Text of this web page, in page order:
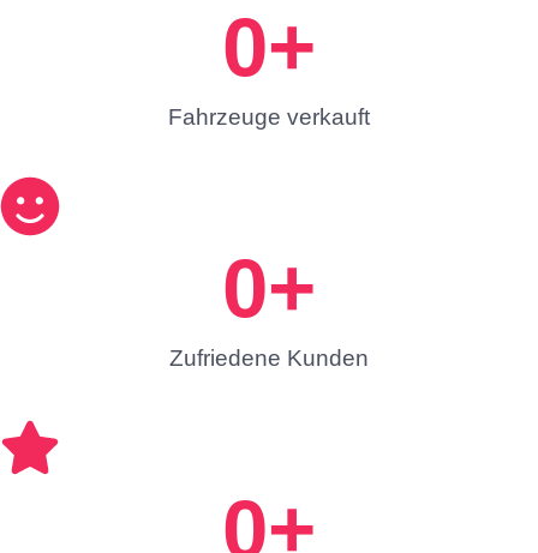
Fahrzeuge verkauft
0+
Zufriedene Kunden
0+
0+